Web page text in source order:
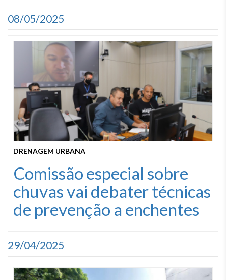
08/05/2025
DRENAGEM URBANA
Comissão especial sobre
chuvas vai debater técnicas
de prevenção a enchentes
29/04/2025